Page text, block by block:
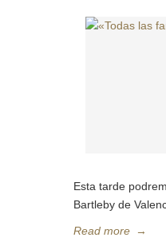
Esta tarde
Bartleby de
Read more →